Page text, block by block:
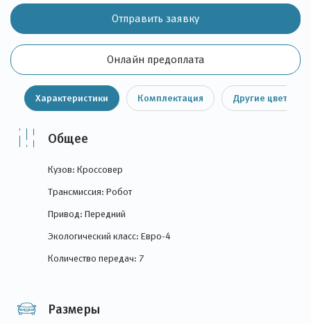
Онлайн предоплата
Отправить заявку
Характеристики Комплектация Другие цвета
Общее
Кузов: Кроссовер
Трансмиссия: Робот
Привод: Передний
Экологический класс: Евро-4
Количество передач: 7
Размеры